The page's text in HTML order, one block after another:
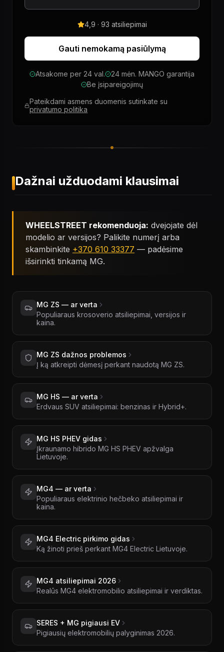
4,9 · 93 atsiliepimai
Gauti nemokamą pasiūlymą
Atsakome per 24 val.
24 mėn. MANGO garantija
Be įsipareigojimų
Pateikdami asmens duomenis sutinkate su
privatumo politika
Dažnai užduodami klausimai
WHEELSTREET rekomenduoja: dvejojate dėl
modelio ar versijos? Palikite numerį arba
skambinkite +370 610 33377 — padėsime
išsirinkti tinkamą MG.
MG ZS — ar verta
Populiaraus krosoverio atsiliepimai, versijos ir
kaina.
MG ZS dažnos problemos
Į ką atkreipti dėmesį perkant naudotą MG ZS.
MG HS — ar verta
Erdvaus SUV atsiliepimai: benzinas ir Hybrid+.
MG HS PHEV gidas
Įkraunamo hibrido MG HS PHEV apžvalga
Lietuvoje.
MG4 — ar verta
Populiaraus elektrinio hečbeko atsiliepimai ir
kaina.
MG4 Electric pirkimo gidas
Ką žinoti prieš perkant MG4 Electric Lietuvoje.
MG4 atsiliepimai 2026
Realūs MG4 elektromobilio atsiliepimai ir verdiktas.
SERES + MG pigiausi EV
Pigiausių elektromobilių palyginimas 2026.